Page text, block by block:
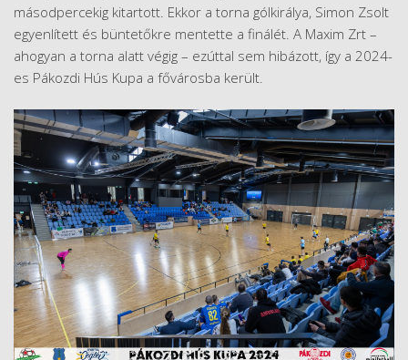
másodpercekig kitartott. Ekkor a torna gólkirálya, Simon Zsolt
egyenlített és büntetőkre mentette a finálét. A Maxim Zrt –
ahogyan a torna alatt végig – ezúttal sem hibázott, így a 2024-
es Pákozdi Hús Kupa a fővárosba került.